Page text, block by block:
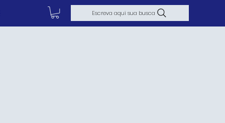
Escreva aqui sua busca